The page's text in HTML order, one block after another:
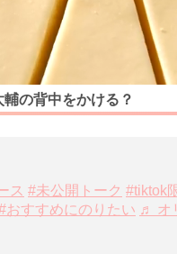
の背中をかける？
ス #未公開トーク #tiktok
おすすめにのりたい ♬ オ